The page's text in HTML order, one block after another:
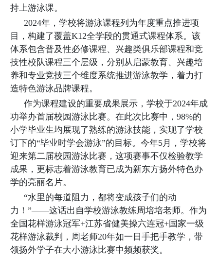
持上游泳课。
2024年，学校将游泳课程列为年度重点推进项
目，构建了覆盖K12全学段的贯通式课程体系。该
体系包含普及性必修课程、兴趣类俱乐部课程和竞
技性校队课程三个层级，分别从启蒙教育、兴趣培
养和专业竞技三个维度系统推进游泳教学，着力打
造特色游泳品牌课程。
作为课程建设的重要成果展示，学校于2024年成
功举办首届校园游泳比赛。在此次比赛中，98%的
小学毕业生均展现了熟练的游泳技能，实现了学校
订下的“毕业时学会游泳”的目标。今年5月，学校将
迎来第二届校园游泳比赛，这项赛事不仅检验教学
成果，更标志着游泳教育已成为新东方扬外特色办
学的亮丽名片。
“水里的每道阻力，都将变成孩子们的动
力！”——这话出自学校游泳教练周培培老师。作为
全国花样游泳冠军+江苏省健美操六连冠+国家一级
花样游泳裁判，周老师20年如一日手把手教学，带
领扬外学子在大小游泳比赛中频频获奖。